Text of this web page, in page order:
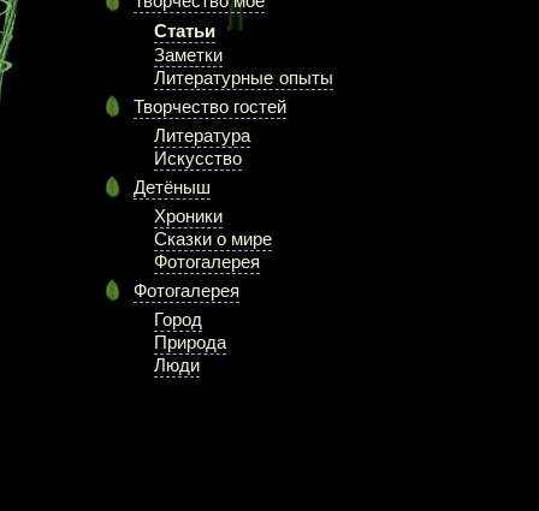
Статьи
Заметки
Литературные опыты
Творчество гостей
Литература
Искусство
Детёныш
Хроники
Сказки о мире
Фотогалерея
Фотогалерея
Город
Природа
Люди